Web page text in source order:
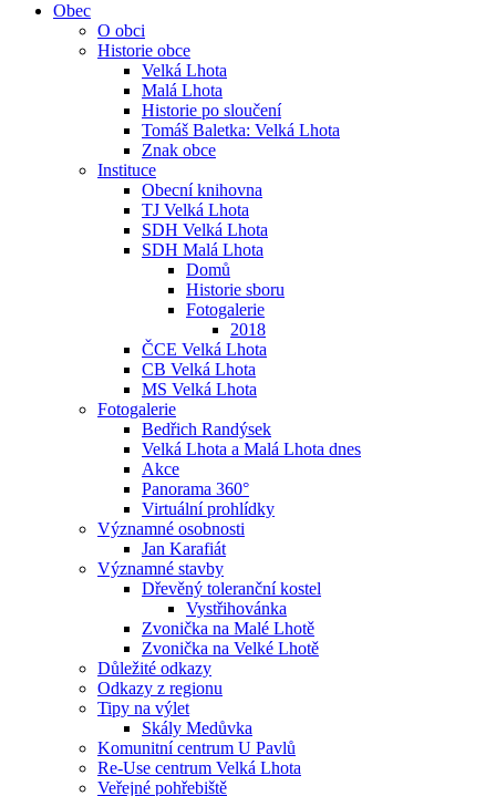
Obec
O obci
Historie obce
Velká Lhota
Malá Lhota
Historie po sloučení
Tomáš Baletka: Velká Lhota
Znak obce
Instituce
Obecní knihovna
TJ Velká Lhota
SDH Velká Lhota
SDH Malá Lhota
Domů
Historie sboru
Fotogalerie
2018
ČCE Velká Lhota
CB Velká Lhota
MS Velká Lhota
Fotogalerie
Bedřich Randýsek
Velká Lhota a Malá Lhota dnes
Akce
Panorama 360°
Virtuální prohlídky
Významné osobnosti
Jan Karafiát
Významné stavby
Dřevěný toleranční kostel
Vystřihovánka
Zvonička na Malé Lhotě
Zvonička na Velké Lhotě
Důležité odkazy
Odkazy z regionu
Tipy na výlet
Skály Medůvka
Komunitní centrum U Pavlů
Re-Use centrum Velká Lhota
Veřejné pohřebiště